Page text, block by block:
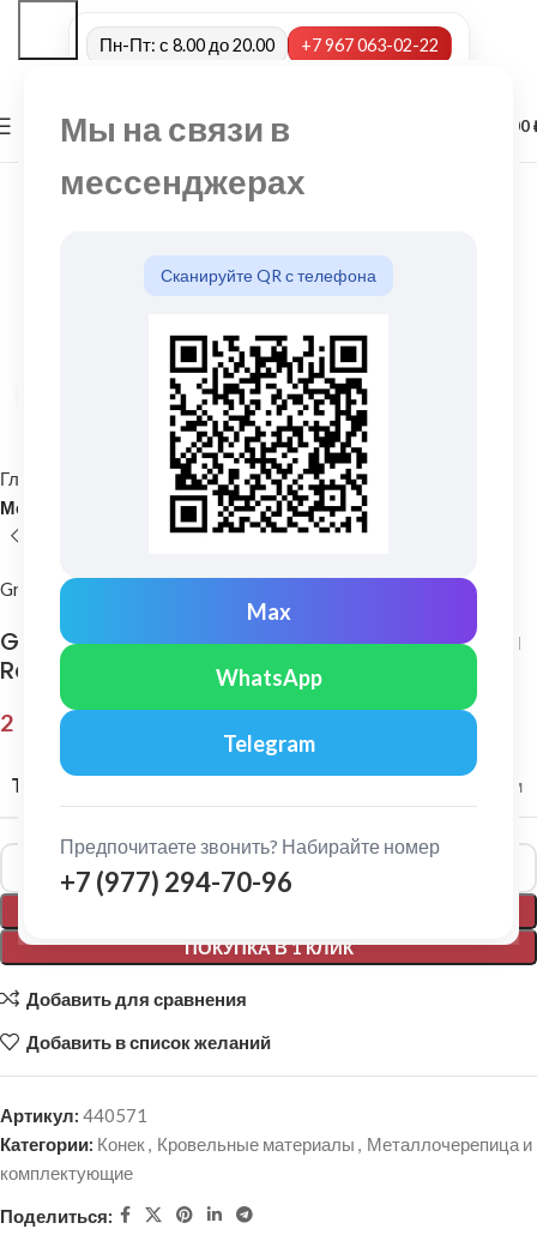
Мы на связи в
мессенджерах
Сканируйте QR с телефона
Max
WhatsApp
Telegram
Предпочитаете звонить? Набирайте номер
+7 (977) 294-70-96
Пн-Пт: с 8.00 до 20.00 +7 967 063-02-22
МЕНЮ 0,00
Нажмите, чтобы увеличить
Главная
Кровельные материалы
Металлочерепица и комплектующие
Grand Line
Grand Line: Конек полукруглый Drap 0,45 мм
Ral 7024
2 856,00
ТОЛЩИНА МЕТАЛЛА 0,45 мм
ПОКУПКА В 1 КЛИК
Alternative:
Добавить для сравнения
Добавить в список желаний
Артикул: 440571
Категории: Конек, Кровельные материалы , Металлочерепица и
комплектующие
Поделиться: